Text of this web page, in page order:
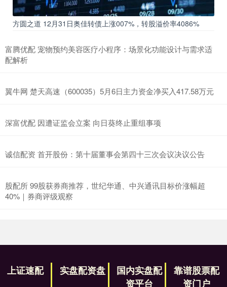
方圆之道 12月31日奥佳转债上涨007%，转股溢价率4086%
富腾优配 宠物预约美容医疗小程序：场景化功能设计与需求适
配解析
翼牛网 楚天高速（600035）5月6日主力资金净买入417.58万元
深富优配 因遭证监会立案 向日葵终止重组事项
诚信配资 首开股份：第十届董事会第四十三次会议决议公告
股配所 99股获券商推荐，世纪华通、中兴通讯目标价涨幅超
40%｜券商评级观察
上证速配 实盘配资盘
国内实盘配
资平台
靠谱股票配
资门户